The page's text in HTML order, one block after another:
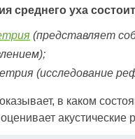
среднего уха
(представляет
(исследование
в каком